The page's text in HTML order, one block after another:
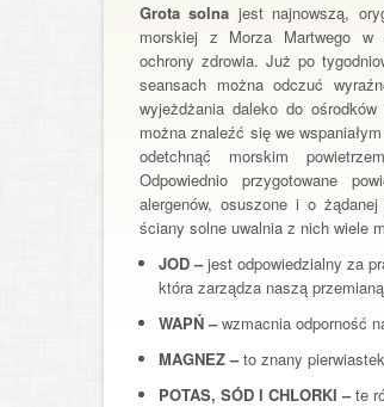
Grota solna jest najnowszą,
morskiej z Morza Martwego w
ochrony zdrowia. Już po
seansach można odczuć
wyjeżdżania daleko do
można znaleźć się we
odetchnąć morskim
Odpowiednio przygotowane
alergenów, osuszone i o
ściany solne uwalnia z nich wiele
JOD –jest odpowiedzialny za
która zarządza naszą
WAPŃ –wzmacnia odporność
MAGNEZ –to znany
POTAS, SÓD I CHLORKI –te